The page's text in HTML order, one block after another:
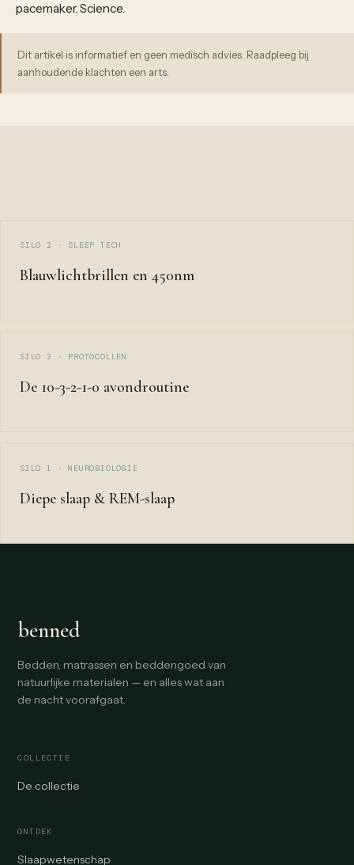
pacemaker. Science.
Dit artikel is informatief en geen medisch advies. Raadpleeg bij
aanhoudende klachten een arts.
SILO 2 · SLEEP TECH
Blauwlichtbrillen en 450nm
SILO 3 · PROTOCOLLEN
De 10-3-2-1-0 avondroutine
SILO 1 · NEUROBIOLOGIE
Diepe slaap & REM-slaap
benned
Bedden, matrassen en beddengoed van
natuurlijke materialen — en alles wat aan
de nacht voorafgaat.
COLLECTIE
De collectie
ONTDEK
Slaapwetenschap